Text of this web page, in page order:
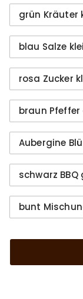
grün Kräuter
blau Salze
rosa Zucker
braun
Aubergine
schwarz BBQ
bunt